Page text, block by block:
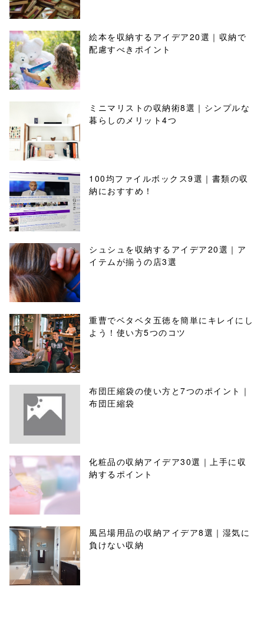
絵本を収納するアイデア20選｜収納で
配慮すべきポイント
ミニマリストの収納術8選｜シンプルな
暮らしのメリット4つ
100均ファイルボックス9選｜書類の収
納におすすめ！
シュシュを収納するアイデア20選｜ア
イテムが揃うの店3選
重曹でベタベタ五徳を簡単にキレイにし
よう！使い方5つのコツ
布団圧縮袋の使い方と7つのポイント｜
布団圧縮袋
化粧品の収納アイデア30選｜上手に収
納するポイント
風呂場用品の収納アイデア8選｜湿気に
負けない収納